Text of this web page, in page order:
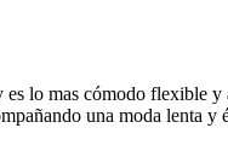
lo mas cómodo flexible y
una moda lenta y